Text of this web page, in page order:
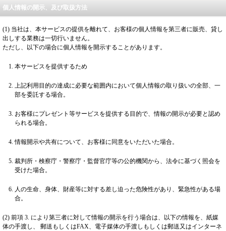
個人情報の開示、及び取扱方法
(1) 当社は、本サービスの提供を離れて、お客様の個人情報を第三者に販売、貸し
出しする業務は一切行いません。
ただし、以下の場合に個人情報を開示することがあります。
本サービスを提供するため
上記利用目的の達成に必要な範囲内において個人情報の取り扱いの全部、一
部を委託する場合。
お客様にプレゼント等サービスを提供する目的で、情報の開示が必要と認め
られる場合。
情報開示や共有について、お客様に同意をいただいた場合。
裁判所・検察庁・警察庁・監督官庁等の公的機関から、法令に基づく照会を
受けた場合。
人の生命、身体、財産等に対する差し迫った危険性があり、緊急性がある場
合。
(2) 前項 3. により第三者に対して情報の開示を行う場合は、以下の情報を、紙媒
体の手渡し、 郵送もしくはFAX、電子媒体の手渡しもしくは郵送又はインターネ